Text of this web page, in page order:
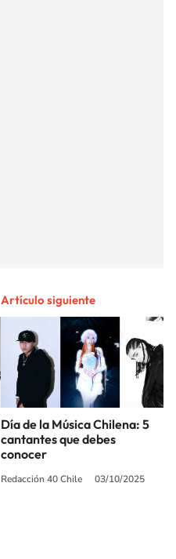
Artículo siguiente
Día de la Música Chilena: 5
cantantes que debes
conocer
Redacción 40 Chile 03/10/2025